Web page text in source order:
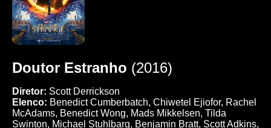
Doutor Estranho (2016)
Diretor: Scott Derrickson
Elenco: Benedict Cumberbatch, Chiwetel Ejiofor, Rachel
McAdams, Benedict Wong, Mads Mikkelsen, Tilda
Swinton, Michael Stuhlbarg, Benjamin Bratt, Scott Adkins,